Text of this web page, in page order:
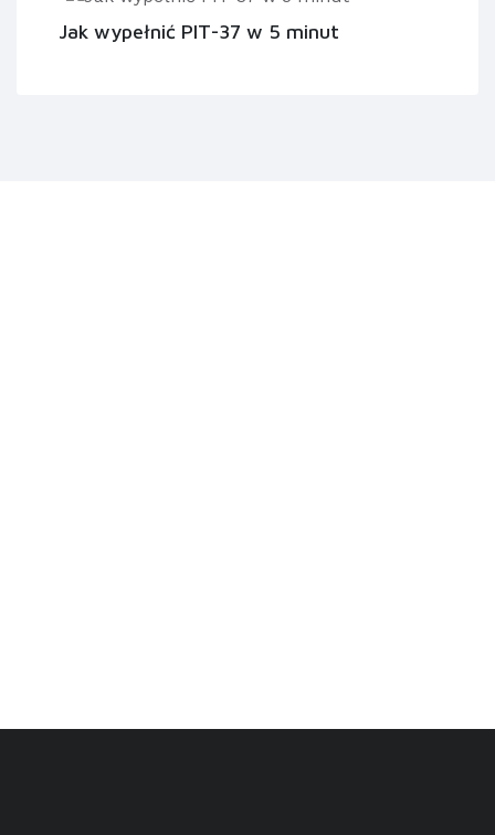
Jak wypełnić PIT-37 w 5 minut